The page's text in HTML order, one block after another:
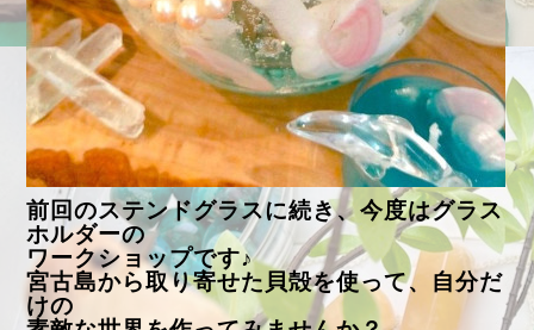
前回のステンドグラスに続き、今度はグラス
ホルダーの
ワークショップです♪
宮古島から取り寄せた貝殻を使って、自分だ
けの